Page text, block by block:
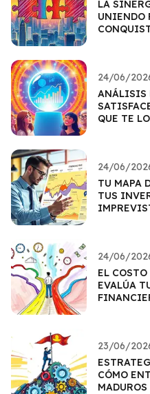
LA
UNIENDO
24/06/
ANÁLISIS
QUE TE
24/06/
TU MAPA
TUS
24/06/
EL
EVALÚA
23/06/
CÓMO
MADUROS